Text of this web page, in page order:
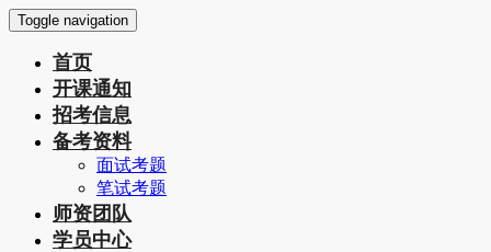
Toggle navigation
首页
开课通知
招考信息
备考资料
面试考题
笔试考题
师资团队
学员中心